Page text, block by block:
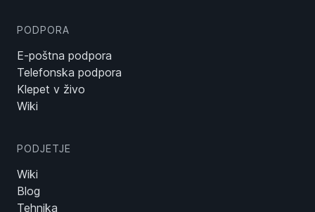
PODPORA
E-poštna podpora
Telefonska podpora
Klepet v živo
Wiki
PODJETJE
Wiki
Blog
Tehnika